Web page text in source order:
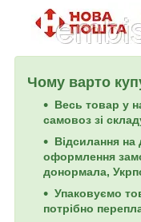
Чому варто
Весь товар у
самовоз зі
Відсилання на
оформлення
донормала,
Упаковуємо
потрібно